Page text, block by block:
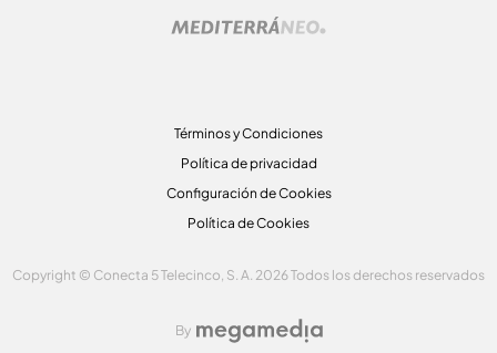
Términos y Condiciones
Política de privacidad
Configuración de Cookies
Política de Cookies
Copyright © Conecta 5 Telecinco, S. A. 2026 Todos los derechos reservados
By